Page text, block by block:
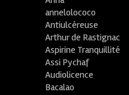
annelolococo
Antiulcéreuse
Arthur de Rastignac
Aspirine Tranquillité
Assi Pychaf
Audiolicence
Bacalao